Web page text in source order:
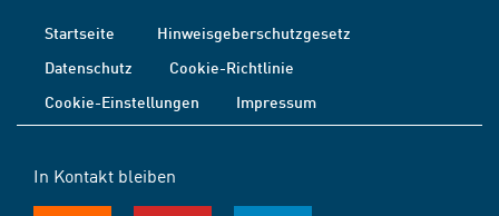
Startseite
Hinweisgeberschutzgesetz
Datenschutz
Cookie-Richtlinie
Cookie-Einstellungen
Impressum
In Kontakt bleiben